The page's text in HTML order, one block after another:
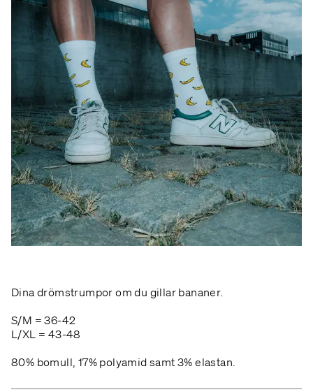
Dina drömstrumpor om du gillar bananer.
S/M = 36-42
L/XL = 43-48
80% bomull, 17% polyamid samt 3% elastan.